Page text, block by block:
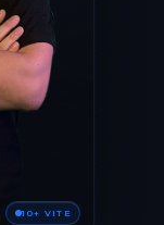
10+ VITE